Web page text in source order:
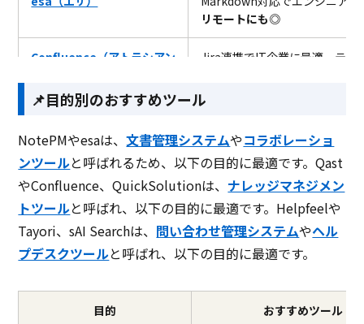
リモートにも◎
Confluence（アトラシアン
Jira連携でIT企業に最適。テン
問い合わせ削減に強み◎大企
sAI Search
どんな人でも知りたい 情報が
AI搭載FAQシステム。導入した
Tayori
フォーム、FAQ、アンケート、
📌目的別のおすすめツール
NotePMやesaは、文書管理システムやコラボレーショ
ンツールと呼ばれるため、以下の目的に最適です。Qast
やConfluence、QuickSolutionは、 ナレッジマネジメン
トツールと呼ばれ、以下の目的に最適です。Helpfeelや
Tayori、sAI Searchは、 問い合わせ管理システムやヘル
プデスクツールと呼ばれ、以下の目的に最適です。
目的 おすすめツール